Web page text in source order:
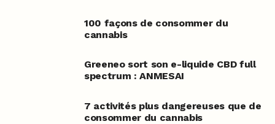
100 façons de consommer du
cannabis
Greeneo sort son e-liquide CBD full
spectrum : ANMESAI
7 activités plus dangereuses que de
consommer du cannabis